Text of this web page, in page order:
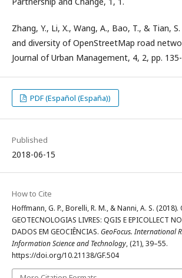
Zhang, Y., Li, X., Wang, A., Bao, T., & Tian,
and diversity of OpenStreetMap road
Journal of Urban Management, 4, 2, pp.
PDF (Español (España))
Published
2018-06-15
How to Cite
Hoffmann, G. P., Borelli, R. M., & Nanni, A. S. (2018).
GEOTECNOLOGIAS LIVRES: QGIS E EPICOLLECT
DADOS EM GEOCIÊNCIAS. GeoFocus. International
Information Science and Technology, (21), 39–55.
https://doi.org/10.21138/GF.504